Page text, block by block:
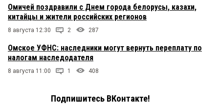
Омичей поздравили с Днем города белорусы, казахи,
китайцы и жители российских регионов
8 августа 12:30 2 287
Омское УФНС: наследники могут вернуть переплату по
налогам наследодателя
8 августа 11:00 1 408
Подпишитесь ВКонтакте!